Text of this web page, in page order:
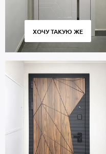
ХОЧУ ТАКУЮ ЖЕ